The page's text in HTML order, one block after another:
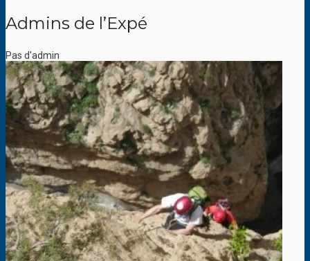
Admins de l’Expé
Pas d'admin